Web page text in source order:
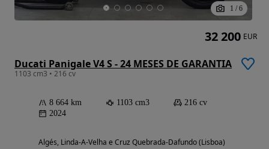
1 / 6
Ducati Panigale V4 S - 24 MESES DE GARANTIA
1103 cm3 • 216 cv
8 664 km 1103 cm3
216 cv
2024
Algés, Linda-A-Velha e Cruz Quebrada-Dafundo (Lisboa)
32 200 EUR